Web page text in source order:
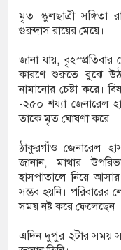
পরিচয়ে দুইজন
‘মতিউর’!
অনুমোদনহীন দই,
বোতল স্ক্যাফসহ নারী মাদক
মৃত স্কুলছাত্রী সঙ্গিতা
গুরুদাস রায়ের মেয়ে।
জানা যায়,
কারণে শুরুতে বুঝে
নামানোর চেষ্টা করে।
-২৫০ শয্যা জেনারেল
তাকে মৃত ঘোষণা করে ।
ঠাকুরগাঁও জেনারেল
জানান, মাথার
হাসপাতালে নিয়ে
সম্ভব হয়নি।
সময় নষ্ট করে ফেলেছেন।
এদিন দুপুর ২টার সময়